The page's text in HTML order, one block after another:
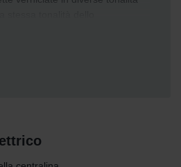
accessorio in qualsiasi altra